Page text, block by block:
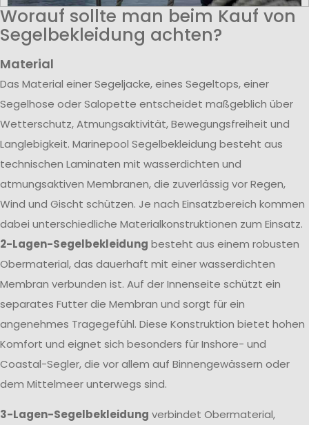
Worauf sollte man beim Kauf von
Segelbekleidung achten?
Material
Das Material einer Segeljacke, eines Segeltops, einer
Segelhose oder Salopette entscheidet maßgeblich über
Wetterschutz, Atmungsaktivität, Bewegungsfreiheit und
Langlebigkeit. Marinepool Segelbekleidung besteht aus
technischen Laminaten mit wasserdichten und
atmungsaktiven Membranen, die zuverlässig vor Regen,
Wind und Gischt schützen. Je nach Einsatzbereich kommen
dabei unterschiedliche Materialkonstruktionen zum Einsatz.
2-Lagen-Segelbekleidung besteht aus einem robusten
Obermaterial, das dauerhaft mit einer wasserdichten
Membran verbunden ist. Auf der Innenseite schützt ein
separates Futter die Membran und sorgt für ein
angenehmes Tragegefühl. Diese Konstruktion bietet hohen
Komfort und eignet sich besonders für Inshore- und
Coastal-Segler, die vor allem auf Binnengewässern oder
dem Mittelmeer unterwegs sind.
3-Lagen-Segelbekleidung verbindet Obermaterial,